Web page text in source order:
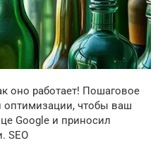
оно работает! Пошаговое
оптимизации, чтобы ваш
Google и приносил
SEO